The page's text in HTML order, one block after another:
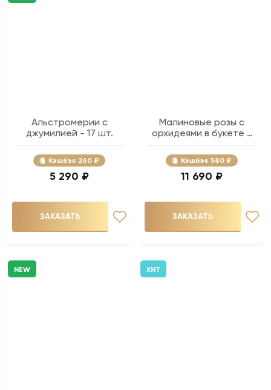
Альстромерии с
джумилией - 17 шт.
Кэшбэк 260 ₽
5 290 ₽
ЗАКАЗАТЬ
Малиновые розы с
орхидеями в букете -
51 шт.
Кэшбэк 580 ₽
11 690 ₽
ЗАКАЗАТЬ
NEW ХИТ